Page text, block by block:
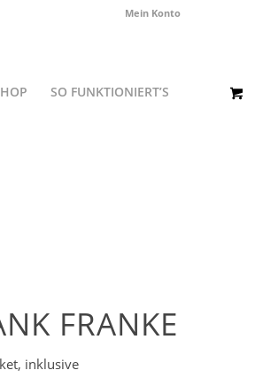
Mein Konto
SO FUNKTIONIERT’S
FRANKE
inklusive